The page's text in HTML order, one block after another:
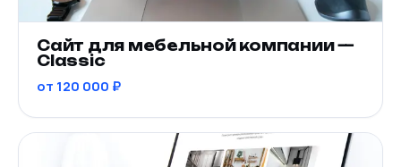
Сайт для мебельной компании —
Classic
от 120 000 ₽